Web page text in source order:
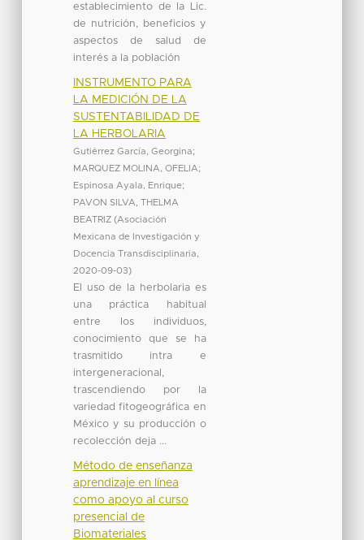
establecimiento de la Lic.
de nutrición, beneficios y
aspectos de salud de
interés a la población
INSTRUMENTO PARA
LA MEDICIÓN DE LA
SUSTENTABILIDAD DE
LA HERBOLARIA
Gutiérrez García, Georgina;
MARQUEZ MOLINA, OFELIA;
Espinosa Ayala, Enrique;
PAVON SILVA, THELMA
BEATRIZ (Asociación
Mexicana de Investigación y
Docencia Transdisciplinaria
2020-09-03)
El uso de la herbolaria es
una práctica habitual
entre los individuos,
conocimiento que se ha
trasmitido intra e
intergeneracional,
trascendiendo por la
variedad fitogeográfica en
México y su producción o
recolección deja ...
Método de enseñanza
aprendizaje en línea
como apoyo al curso
presencial de
Biomateriales